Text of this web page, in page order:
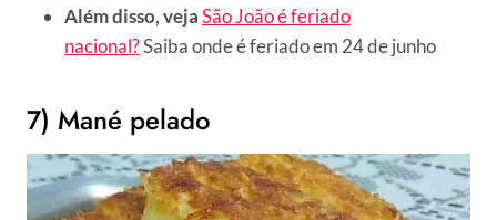
Além disso, vejaSão João é feriado
nacional?Saiba onde é feriado em 24 de junho
7) Mané pelado